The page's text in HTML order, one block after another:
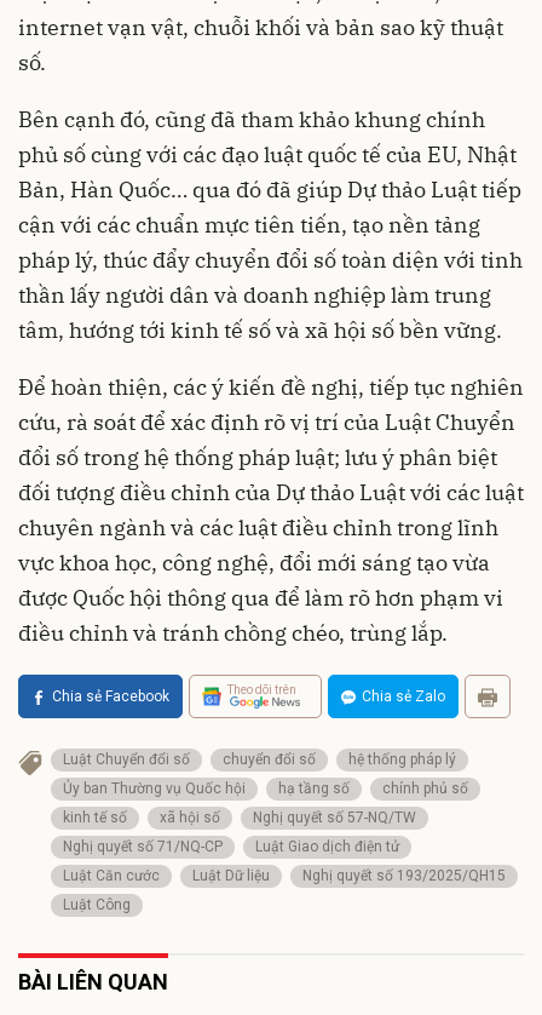
internet vạn vật, chuỗi khối và bản sao kỹ thuật
số.
Bên cạnh đó, cũng đã tham khảo khung chính
phủ số cùng với các đạo luật quốc tế của EU, Nhật
Bản, Hàn Quốc… qua đó đã giúp Dự thảo Luật tiếp
cận với các chuẩn mực tiên tiến, tạo nền tảng
pháp lý, thúc đẩy chuyển đổi số toàn diện với tinh
thần lấy người dân và doanh nghiệp làm trung
tâm, hướng tới kinh tế số và xã hội số bền vững.
Để hoàn thiện, các ý kiến đề nghị, tiếp tục nghiên
cứu, rà soát để xác định rõ vị trí của Luật Chuyển
đổi số trong hệ thống pháp luật; lưu ý phân biệt
đối tượng điều chỉnh của Dự thảo Luật với các luật
chuyên ngành và các luật điều chỉnh trong lĩnh
vực khoa học, công nghệ, đổi mới sáng tạo vừa
được Quốc hội thông qua để làm rõ hơn phạm vi
điều chỉnh và tránh chồng chéo, trùng lắp.
Chia sẻ Facebook Theo dõi trên Chia sẻ Zalo
Luật Chuyển đổi số chuyển đổi số
hệ thống pháp lý
Ủy ban Thường vụ Quốc hội
hạ tầng số
chính phủ số
kinh tế số
xã hội số
Nghị quyết số 57-NQ/TW
Nghị quyết số 71/NQ-CP
Luật Giao dịch điện tử
Luật Căn cước
Luật Dữ liệu
Nghị quyết số 193/2025/QH15
Luật Công
BÀI LIÊN QUAN